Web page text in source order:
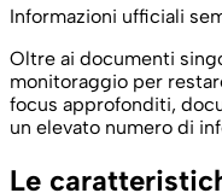
Informazioni ufficiali
Oltre ai documenti
monitoraggio per
focus approfonditi,
un elevato numero di
Le